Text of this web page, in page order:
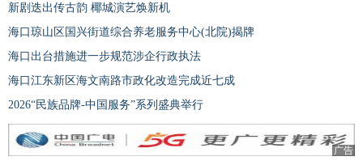
新剧迭出传古韵 椰城演艺焕新机
海口琼山区国兴街道综合养老服务中心(北院)揭牌
海口出台措施进一步规范涉企行政执法
海口江东新区海文南路市政化改造完成近七成
2026“民族品牌-中国服务”系列盛典举行
广告